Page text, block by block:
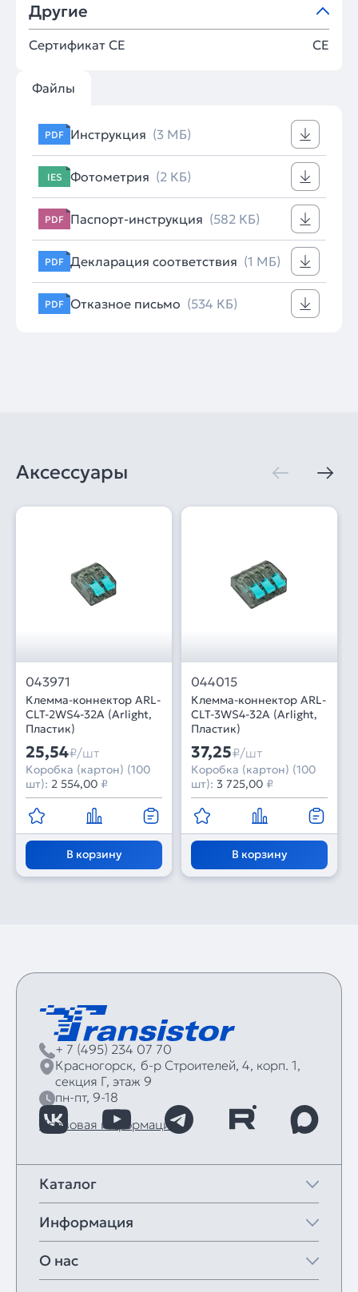
Другие
Сертификат CE CE
Файлы
PDF Инструкция (3 МБ)
IES Фотометрия (2 КБ)
PDF Паспорт-инструкция (582 КБ)
PDF Декларация соответствия (1 МБ)
PDF Отказное письмо (534 КБ)
Аксессуары
043971
Клемма-коннектор ARL-
CLT-2WS4-32A (Arlight,
Пластик)
25,54₽/шт
Коробка (картон) (100
шт): 2 554,00 ₽
В корзину
044015
Клемма-коннектор ARL-
CLT-3WS4-32A (Arlight,
Пластик)
37,25₽/шт
Коробка (картон) (100
шт): 3 725,00 ₽
В корзину
+ 7 (495) 234 07 70
Красногорск, б‑р Строителей, 4, корп. 1,
секция Г, этаж 9
пн-пт, 9-18
Правовая информация
Каталог
Информация
О нас